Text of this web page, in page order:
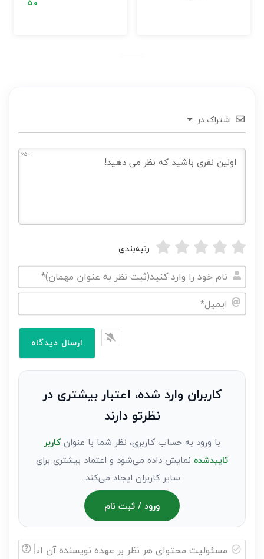
اشتراک در
650
رتبه‌بندی
نام
خود
نظر
کاربران وارد شده، اعتبار بیشتری در
نظرتو دارند
با ورود به حساب کاربری، نظر شما با عنوانکاربر
تاییدشده نمایش داده می‌شود و اعتماد بیشتری برای
سایر کاربران ایجاد می‌کند.
ورود / ثبت نام